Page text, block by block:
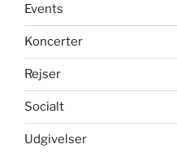
Events
Koncerter
Rejser
Socialt
Udgivelser